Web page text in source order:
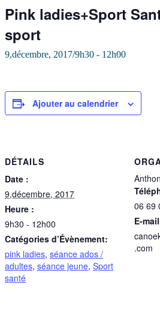
Pink ladies+Sport
sport
9,décembre, 2017/9h30 - 12h00
Ajouter au calendrier
DÉTAILS
Date :
9,décembre, 2017
Heure :
9h30 - 12h00
Catégories d’Évènement:
pink ladies, séance ados /
adultes, séance jeune, Sport
santé
06 69
E-mail
.com